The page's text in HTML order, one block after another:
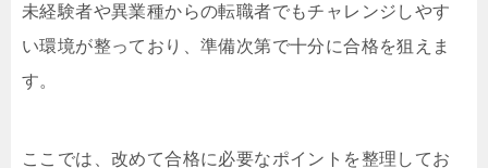
未経験者や異業種からの転職者でもチャレンジしやす
い環境が整っており、準備次第で十分に合格を狙えま
す。
ここでは、改めて合格に必要なポイントを整理してお